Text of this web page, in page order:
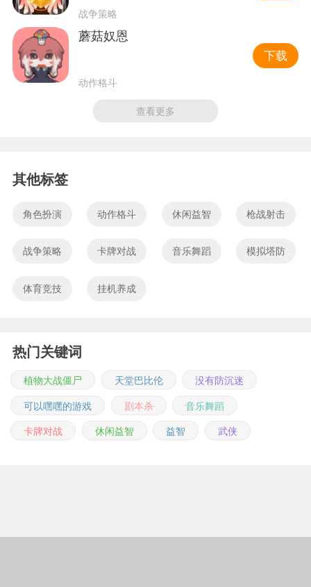
战争策略
蘑菇奴恩
动作格斗
下载
查看更多
其他标签
角色扮演 动作格斗 休闲益智 枪战射击
战争策略 卡牌对战 音乐舞蹈 模拟塔防
体育竞技 挂机养成
热门关键词
植物大战僵尸 天堂巴比伦
没有防沉迷
可以嘿嘿的游戏
剧本杀
音乐舞蹈
卡牌对战
休闲益智 益智 武侠